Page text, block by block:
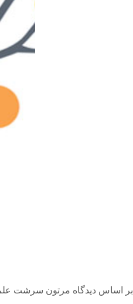
بر اساس دیدگاه مرتون سرشت علم